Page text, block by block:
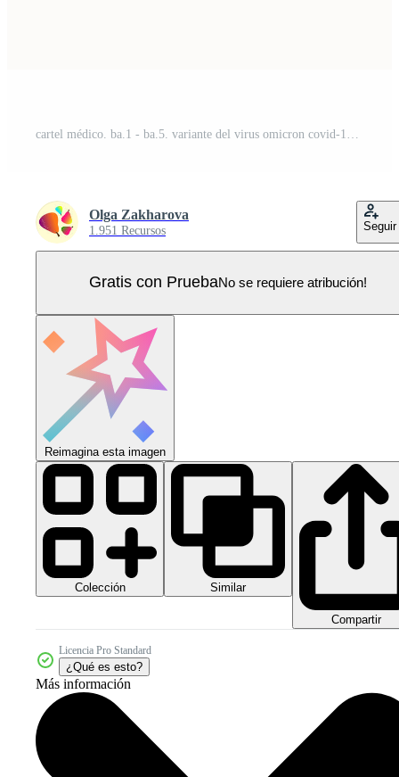
Olga Zakharova
1.951 Recursos Seguir
Gratis con PruebaNo se requiere atribución!
Reimagina esta imagen
Colección Similar
Compartir
Licencia Pro Standard
¿Qué es esto?
Más información